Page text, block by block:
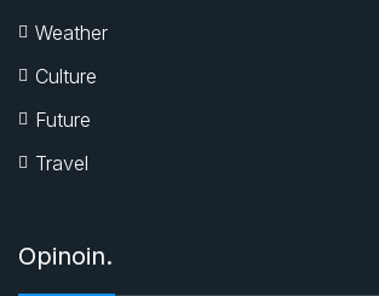
Weather
Culture
Future
Travel
Opinoin.